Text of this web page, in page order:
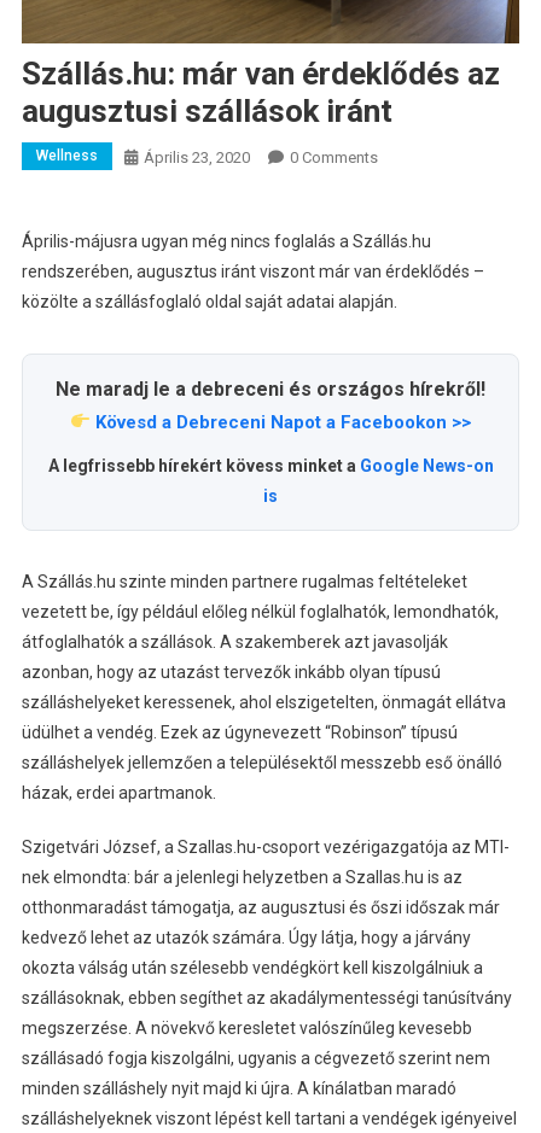
Szállás.hu: már van érdeklődés az
augusztusi szállások iránt
Wellness Április 23, 2020 0 Comments
Április-májusra ugyan még nincs foglalás a Szállás.hu
rendszerében, augusztus iránt viszont már van érdeklődés –
közölte a szállásfoglaló oldal saját adatai alapján
Ne maradj le a debreceni és országos hírekről!
Kövesd a Debreceni Napot a Facebookon >>
A legfrissebb hírekért kövess minket a Google News-on
is
A Szállás.hu szinte minden partnere rugalmas feltételeket
vezetett be, így például előleg nélkül foglalhatók, lemondhatók,
átfoglalhatók a szállások. A szakemberek azt javasolják
azonban, hogy az utazást tervezők inkább olyan típusú
szálláshelyeket keressenek, ahol elszigetelten, önmagát ellátva
üdülhet a vendég. Ezek az úgynevezett “Robinson” típusú
szálláshelyek jellemzően a településektől messzebb eső önálló
házak, erdei apartmanok.
Szigetvári József, a Szallas.hu-csoport vezérigazgatója az MTI-
nek elmondta: bár a jelenlegi helyzetben a Szallas.hu is az
otthonmaradást támogatja, az augusztusi és őszi időszak már
kedvező lehet az utazók számára. Úgy látja, hogy a járvány
okozta válság után szélesebb vendégkört kell kiszolgálniuk a
szállásoknak, ebben segíthet az akadálymentességi tanúsítvány
megszerzése. A növekvő keresletet valószínűleg kevesebb
szállásadó fogja kiszolgálni, ugyanis a cégvezető szerint nem
minden szálláshely nyit majd ki újra. A kínálatban maradó
szálláshelyeknek viszont lépést kell tartani a vendégek igényeivel